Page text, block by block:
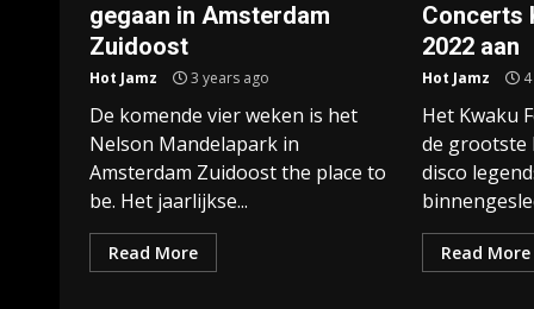
gegaan in Amsterdam
Zuidoost
Hot Jamz 3 years ago
De komende vier weken is het
Nelson Mandelapark in
Amsterdam Zuidoost the place to
be. Het jaarlijkse...
Read More
Concerts
2022 aan
Hot Jamz
Het Kwaku
de grootste
disco
Read More